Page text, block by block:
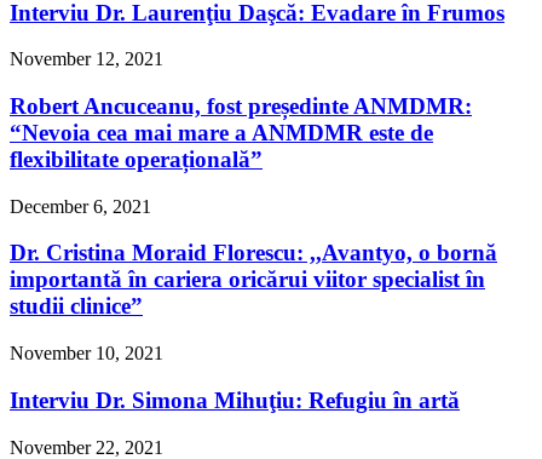
Interviu Dr. Laurenţiu Daşcă: Evadare în Frumos
November 12, 2021
Robert Ancuceanu, fost președinte ANMDMR:
“Nevoia cea mai mare a ANMDMR este de
flexibilitate operațională”
December 6, 2021
Dr. Cristina Moraid Florescu: ,,Avantyo, o bornă
importantă în cariera oricărui viitor specialist în
studii clinice”
November 10, 2021
Interviu Dr. Simona Mihuţiu: Refugiu în artă
November 22, 2021